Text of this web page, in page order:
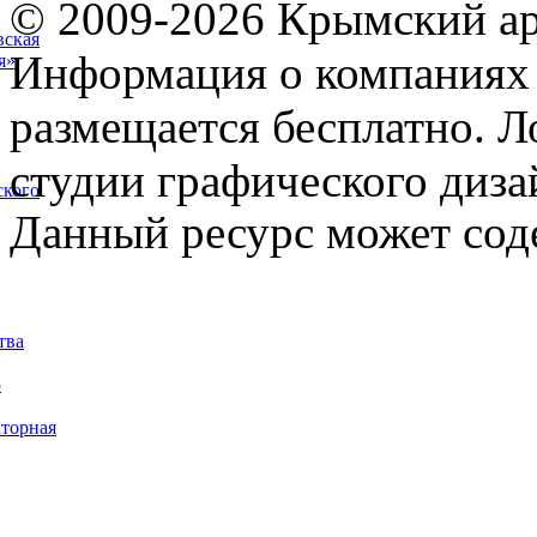
© 2009-2026 Крымский
Информация о компаниях
размещается бесплатно.
студии графического
Данный ресурс может